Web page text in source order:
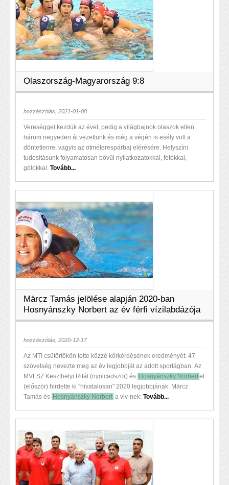
Olaszország-Magyarország 9:8
hozzászólás, 2021-01-08
Vereséggel kezdük az évet, pedig a világbajnok olaszok ellen
három negyeden át vezettünk és még a végén is esély volt a
döntetlenre, vagyis az ötméterespárbaj elérésére. Helyszíni
tudósításunk folyamatosan bővül nyilatkozatokkal, fotókkal,
gólokkal. Tovább...
Märcz Tamás jelölése alapján 2020-ban
Hosnyánszky Norbert az év férfi vízilabdázója
hozzászólás, 2020-12-17
Az MTI csütörtökön tette közzé körkérdésének eredményét: 47
szövetség nevezte meg az év legjobbját az adott sportágban. Az
MVLSZ Keszthelyi Ritát (nyolcadszor) és Hosnyánszky Norbertet
(először) hirdette ki "hivatalosan" 2020 legjobbjának. Märcz
Tamás és Hosnyánszky Norbert a vlv-nek: Tovább...